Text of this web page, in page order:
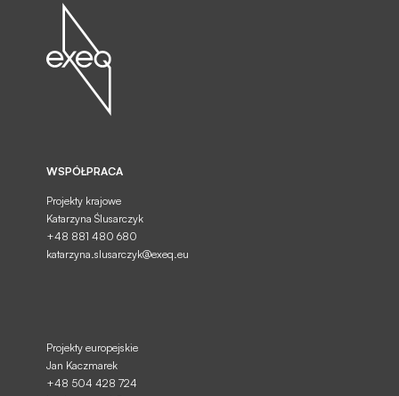
Wyrażam zgodę na przetwarzanie moich
danych osobowych podanych w formularzu...
WSPÓŁPRACA
Projekty krajowe
Katarzyna Ślusarczyk
+48 881 480 680
katarzyna.slusarczyk@exeq.eu
Projekty europejskie
Jan Kaczmarek
+48 504 428 724